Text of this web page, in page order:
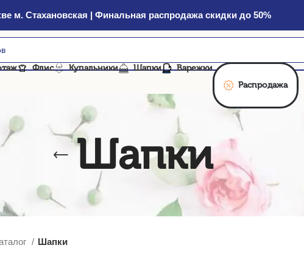
м. Стахановская | Финальная распродажа скидки до 50%
Флис Купальники Шапки
Варежки
Распродажа
Шапки
Шапки